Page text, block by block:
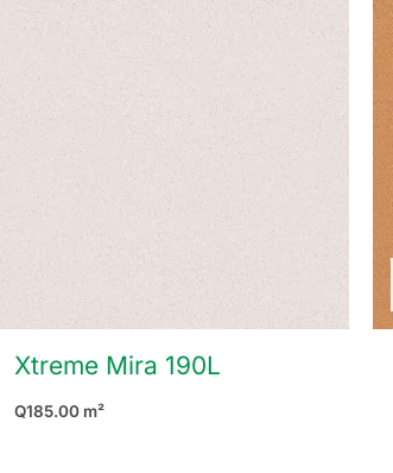
Xtreme Mira 190L
Q185.00 m²